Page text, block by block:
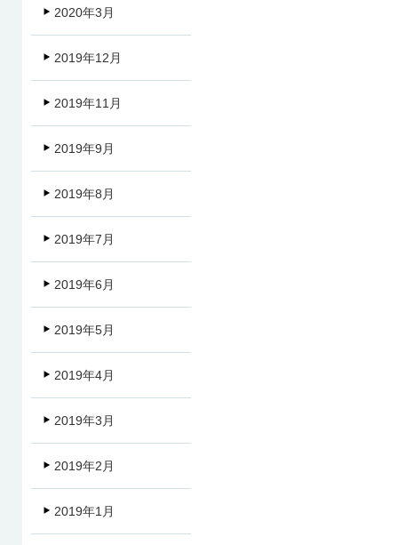
2020年3月
2019年12月
2019年11月
2019年9月
2019年8月
2019年7月
2019年6月
2019年5月
2019年4月
2019年3月
2019年2月
2019年1月